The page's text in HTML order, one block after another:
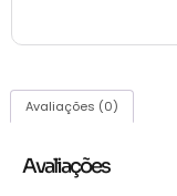
Avaliações (0)
Avaliações